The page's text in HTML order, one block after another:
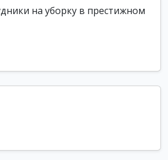
на уборку в престижном